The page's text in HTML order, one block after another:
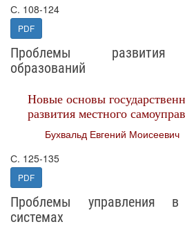
С. 108-124
PDF
Проблемы развития
образований
Новые основы
развития местного
Бухвальд Евгений Моисеевич
С. 125-135
PDF
Проблемы управления в
системах